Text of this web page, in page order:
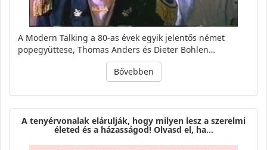
A Modern Talking a 80-as évek egyik jelentős német
popegyüttese, Thomas Anders és Dieter Bohlen…
Bővebben
A tenyérvonalak elárulják, hogy milyen lesz a szerelmi
életed és a házasságod! Olvasd el, ha…